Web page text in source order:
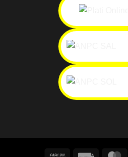
Cash Facture